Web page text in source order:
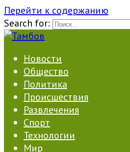
Перейти к содержанию
Search for:
Новости
Общество
Политика
Происшествия
Развлечения
Спорт
Технологии
Мир